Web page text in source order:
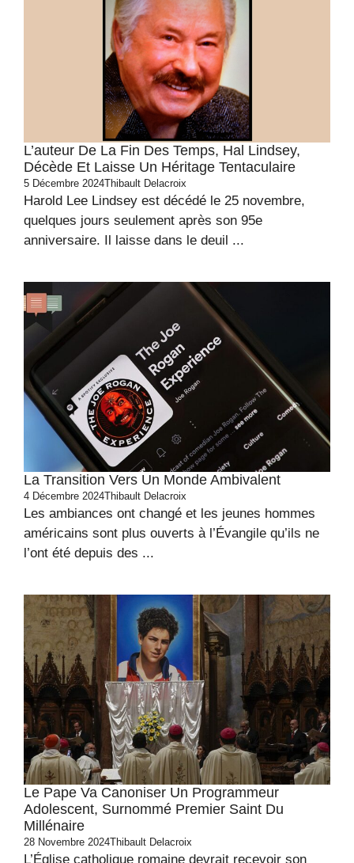
L’auteur De La Fin Des Temps, Hal Lindsey,
Décède Et Laisse Un Héritage Tentaculaire
5 Décembre 2024Thibault Delacroix
Harold Lee Lindsey est décédé le 25 novembre,
quelques jours seulement après son 95e
anniversaire. Il laisse dans le deuil ...
La Transition Vers Un Monde Ambivalent
4 Décembre 2024Thibault Delacroix
Les ambiances ont changé et les jeunes hommes
américains sont plus ouverts à l’Évangile qu’ils ne
l’ont été depuis des ...
Le Pape Va Canoniser Un Programmeur
Adolescent, Surnommé Premier Saint Du
Millénaire
28 Novembre 2024Thibault Delacroix
L’Église catholique romaine devrait recevoir son